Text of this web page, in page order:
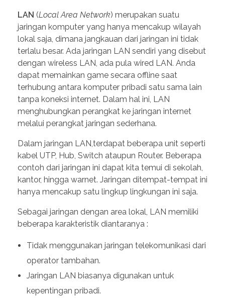
LAN (Local Area Network) merupakan suatu
jaringan komputer yang hanya mencakup wilayah
lokal saja, dimana jangkauan dari jaringan ini tidak
terlalu besar. Ada jaringan LAN sendiri yang disebut
dengan wireless LAN, ada pula wired LAN. Anda
dapat memainkan game secara offline saat
terhubung antara komputer pribadi satu sama lain
tanpa koneksi internet. Dalam hal ini, LAN
menghubungkan perangkat ke jaringan internet
melalui perangkat jaringan sederhana.
Dalam jaringan LAN,terdapat beberapa unit seperti
kabel UTP, Hub, Switch ataupun Router. Beberapa
contoh dari jaringan ini dapat kita temui di sekolah,
kantor, hingga warnet. Jaringan ditempat-tempat ini
hanya mencakup satu lingkup lingkungan ini saja.
Sebagai jaringan dengan area lokal, LAN memiliki
beberapa karakteristik diantaranya :
Tidak menggunakan jaringan telekomunikasi dari
operator tambahan.
Jaringan LAN biasanya digunakan untuk
kepentingan pribadi.